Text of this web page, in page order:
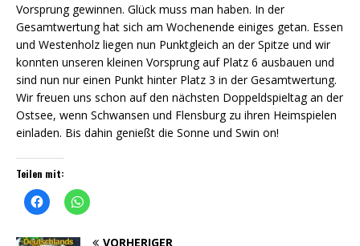
Vorsprung gewinnen. Glück muss man haben. In der
Gesamtwertung hat sich am Wochenende einiges getan. Essen
und Westenholz liegen nun Punktgleich an der Spitze und wir
konnten unseren kleinen Vorsprung auf Platz 6 ausbauen und
sind nun nur einen Punkt hinter Platz 3 in der Gesamtwertung.
Wir freuen uns schon auf den nächsten Doppeldspieltag an der
Ostsee, wenn Schwansen und Flensburg zu ihren Heimspielen
einladen. Bis dahin genießt die Sonne und Swin on!
Teilen mit:
K
l
k
K
l
VORHERIGER